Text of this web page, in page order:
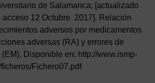
de Salamanca; [actualizado
acceso 12 Octubre 2017]. Relación
adversos por medicamentos
adversas (RA) y errores de
Disponible en: http://www.ismp-
Fichero07.pdf